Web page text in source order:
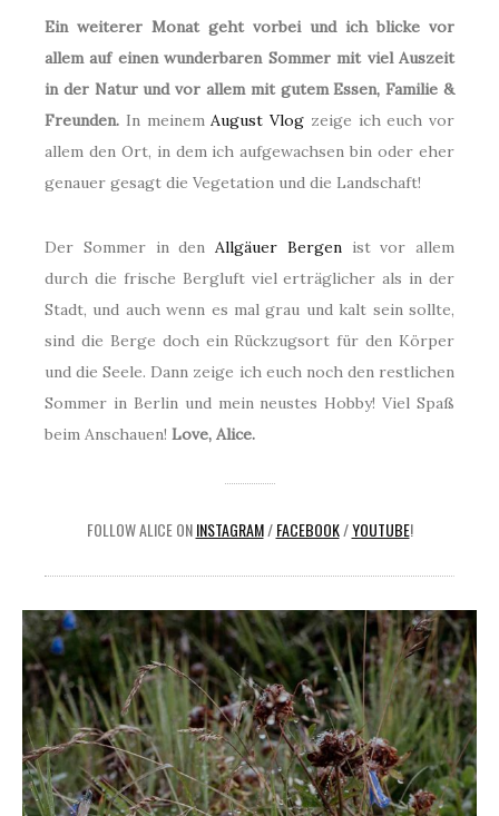
Ein weiterer Monat geht vorbei und ich blicke vor
allem auf einen wunderbaren Sommer mit viel Auszeit
in der Natur und vor allem mit gutem Essen, Familie &
Freunden. In meinemAugust Vlog zeige ich euch vor
allem den Ort, in dem ich aufgewachsen bin oder eher
genauer gesagt die Vegetation und die Landschaft!
Der Sommer in den Allgäuer Bergenist vor allem
durch die frische Bergluft viel erträglicher als in der
Stadt, und auch wenn es mal grau und kalt sein sollte,
sind die Berge doch ein Rückzugsort für den Körper
und die Seele. Dann zeige ich euch noch den restlichen
Sommer in Berlin und mein neustes Hobby! Viel Spaß
beim Anschauen! Love, Alice.
FOLLOW ALICE ONINSTAGRAM/FACEBOOK/YOUTUBE!